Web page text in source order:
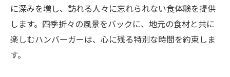
に深みを増し、訪れる人々に忘れられない食体験を提供
します。四季折々の風景をバックに、地元の食材と共に
楽しむハンバーガーは、心に残る特別な時間を約束しま
す。